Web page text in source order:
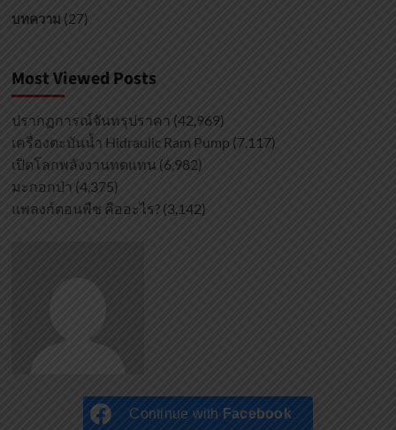
บทความ (27)
Most Viewed Posts
ปรากฏการณ์จันทรุปราคา (42,969)
เครื่องตะบันน้ำ Hidraulic Ram Pump (7,117)
เปิดโลกพลังงานทดแทน (6,982)
มะกอกป่า (4,375)
แพลงก์ตอนพืช คืออะไร? (3,142)
Continue with Facebook